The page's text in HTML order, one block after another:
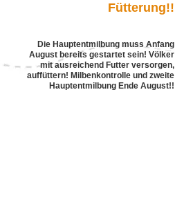
Fütterung!!
Die Hauptentmilbung muss Anfang
August bereits gestartet sein! Völker
mit ausreichend Futter versorgen,
auffüttern! Milbenkontrolle und zweite
Hauptentmilbung Ende August!!